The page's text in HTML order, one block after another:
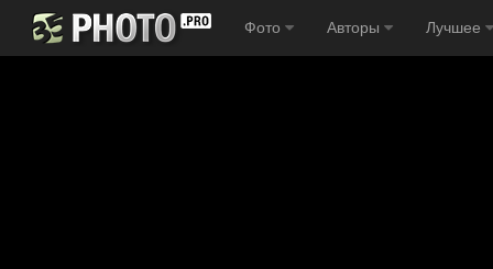
Фото Авторы Лучшее